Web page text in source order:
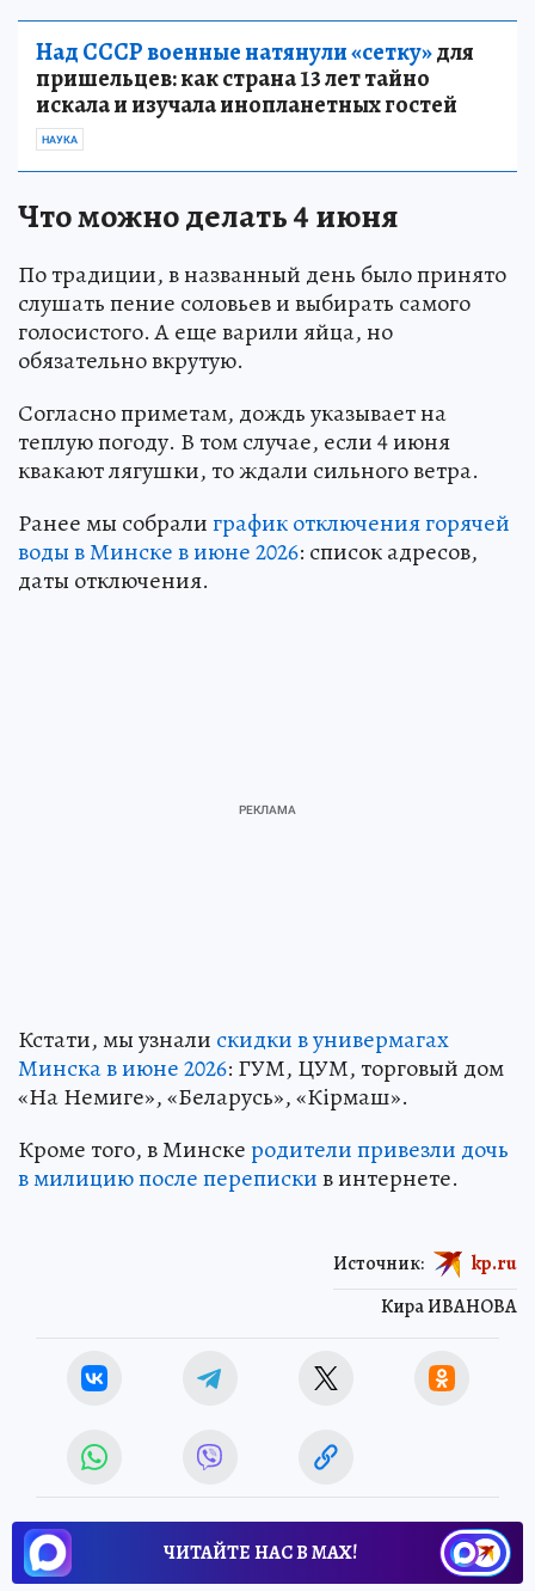
Над СССР военные натянули «сетку»для
пришельцев: как страна 13 лет тайно
искала и изучала инопланетных гостей
НАУКА
Что можно делать 4 июня
По традиции, в названный день было принято
слушать пение соловьев и выбирать самого
голосистого. А еще варили яйца, но
обязательно вкрутую.
Согласно приметам, дождь указывает на
теплую погоду. В том случае, если 4 июня
квакают лягушки, то ждали сильного ветра.
Ранее мы собралиграфик отключения горячей
воды в Минске в июне 2026: список адресов,
даты отключения.
Кстати, мы узнали скидки в универмагах
Минска в июне 2026: ГУМ, ЦУМ, торговый дом
«На Немиге», «Беларусь», «Кiрмаш».
Кроме того, в Минскеродители привезли дочь
в милицию после перепискив интернете.
Кира ИВАНОВА
Источник: kp.ru
ЧИТАЙТЕ НАС В МАХ!